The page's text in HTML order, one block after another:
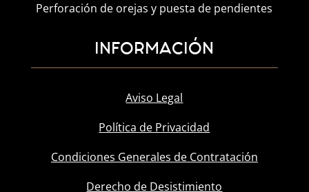
Perforación de orejas y puesta de pendientes
INFORMACIÓN
Aviso Legal
Política de Privacidad
Condiciones Generales de Contratación
Derecho de Desistimiento